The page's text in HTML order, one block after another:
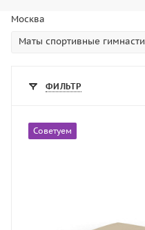
Москва
Маты спортивные
ФИЛЬТР
Советуем